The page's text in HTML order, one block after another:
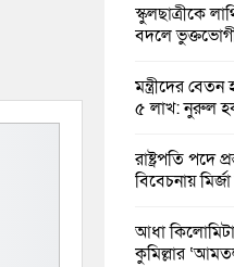
স্কুলছাত্রীকে
বদলে
মন্ত্রীদের
৫ লাখ: নুরুল
রাষ্ট্রপতি পদে
বিবেচনায়
আধা
কুমিল্লার